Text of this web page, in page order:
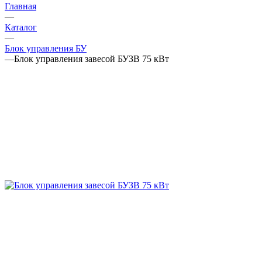
Главная
—
Каталог
—
Блок управления БУ
—Блок управления завесой БУЗВ 75 кВт